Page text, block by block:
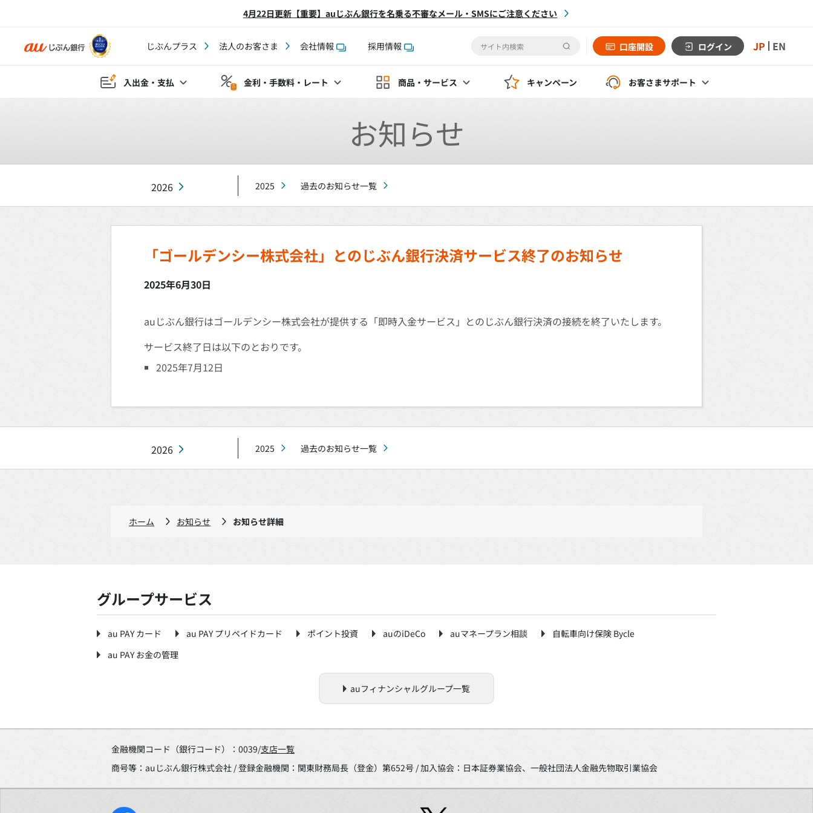
4月22日更新【重要】auじぶん銀行を名乗る不審なメール・SMSにご注意ください
じぶんプラス 法人のお客さま 会社情報 採用情報 口座開設 ログイン JP EN
入出金・支払 金利・手数料・レート 商品・サービス キャンペーン お客さまサポート
お知らせ
2026 2025 過去のお知らせ一覧
「ゴールデンシー株式会社」とのじぶん銀行決済サービス終了のお知らせ
2025年6月30日
auじぶん銀行はゴールデンシー株式会社が提供する「即時入金サービス」とのじぶん銀行決済の接続を終了いたします。
サービス終了日は以下のとおりです。
2025年7月12日
2026 2025 過去のお知らせ一覧
ホーム お知らせ お知らせ詳細
グループサービス
au PAY カード au PAY プリペイドカード ポイント投資 auのiDeCo auマネープラン相談
自転車向け保険 Bycle
au PAY お金の管理
auフィナンシャルグループ一覧
金融機関コード（銀行コード）：0039/支店一覧
商号等：auじぶん銀行株式会社 / 登録金融機関：関東財務局長（登金）第652号 / 加入協会：日本証券業協会、一般社団法人金融先物取引業協会